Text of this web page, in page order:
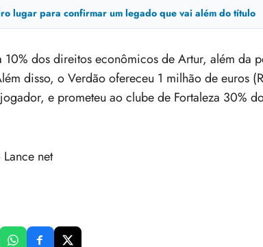
lugar para confirmar um legado que vai além do título
10% dos direitos econômicos de Artur, além da
disso, o Verdão ofereceu 1 milhão de euros
e prometeu ao clube de Fortaleza 30%
net